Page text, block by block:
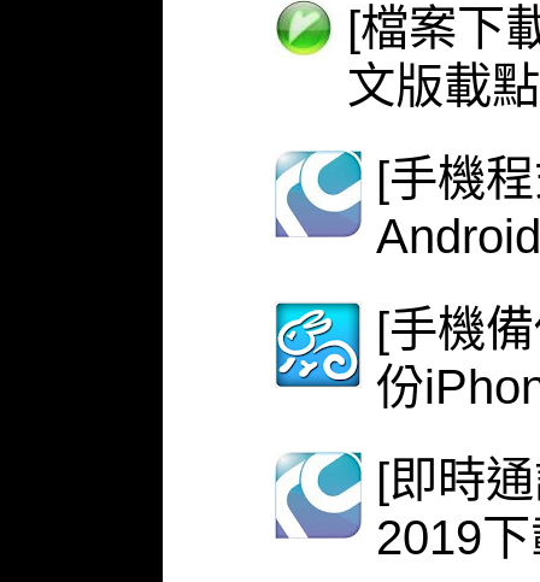
[檔案下
文版載點
[手機
Android
[手機
份
[即時
2019